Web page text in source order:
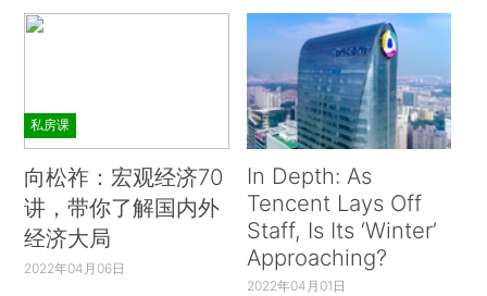
局限性。
私房课
向松祚：宏观经济70
讲，带你了解国内外
经济大局
2022年04月06日
In Depth: As
Tencent Lays Off
Staff, Is Its ‘Winter’
Approaching?
2022年04月01日